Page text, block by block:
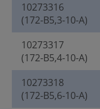
10273316
(172-B5,3-10-A)
10273317
(172-B5,4-10-A)
10273318
(172-B5,6-10-A)